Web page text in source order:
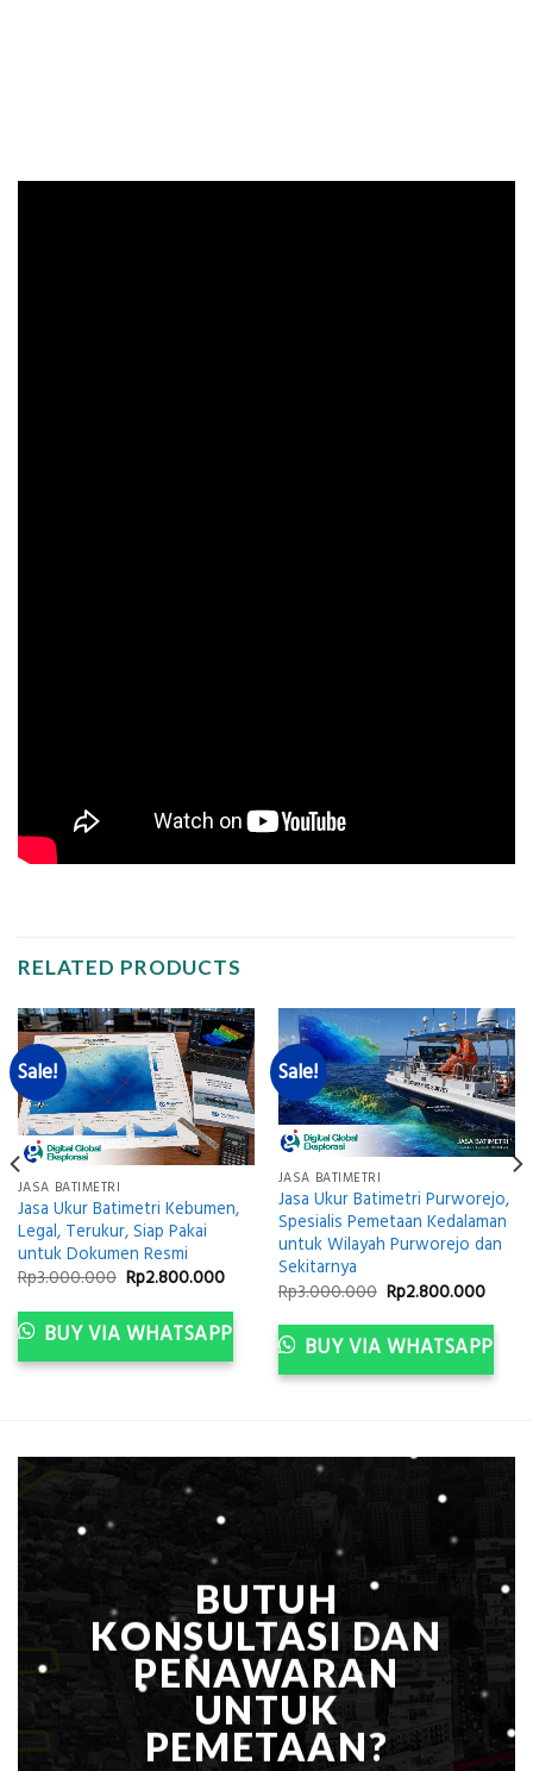
RELATED PRODUCTS
Sale!
JASA BATIMETRI
Jasa Ukur Batimetri Kebumen,
Legal, Terukur, Siap Pakai
untuk Dokumen Resmi
Rp3.000.000 Original
price
was:
Rp3.000.000.
Rp2.800.000Current
is:
Rp2.800.000.
BUY VIA WHATSAPP
Sale!
JASA BATIMETRI
Jasa Ukur Batimetri Purworejo,
Spesialis Pemetaan Kedalaman
untuk Wilayah Purworejo dan
Sekitarnya
Rp3.000.000 Original
price
was:
Rp3.000.000.
Rp2.800.000
is:
BUY VIA WHATSAPP
BUTUH
KONSULTASI DAN
PENAWARAN
UNTUK
PEMETAAN?